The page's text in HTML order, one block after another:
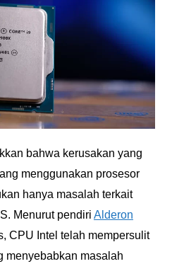
bahwa kerusakan yang
menggunakan prosesor
hanya masalah terkait
Menurut pendiri Alderon
CPU Intel telah mempersulit
menyebabkan masalah